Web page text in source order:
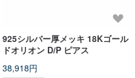
925シルバー厚メッキ 18Kゴール
ドオリオン D/P ピアス
38,918円